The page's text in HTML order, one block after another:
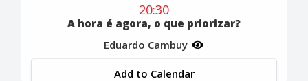
20:30
A hora é agora, o que priorizar?
Eduardo Cambuy
Add to Calendar